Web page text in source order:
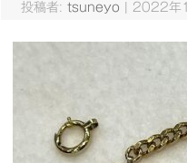
投稿者: tsuneyo 2022年